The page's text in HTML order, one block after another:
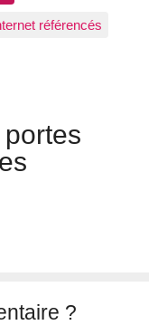
référencés
?